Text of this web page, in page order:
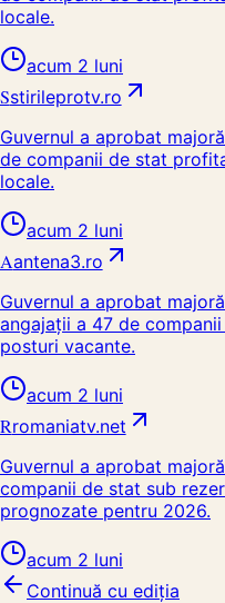
locale.
acum 2 luni
Sstirileprotv.ro
Guvernul a aprobat
de companii de stat
locale.
acum 2 luni
Aantena3.ro
Guvernul a aprobat
angajații a 47 de
posturi vacante.
acum 2 luni
Rromaniatv.net
Guvernul a aprobat
companii de stat sub
prognozate pentru 2026.
acum 2 luni
Continuă cu ediția